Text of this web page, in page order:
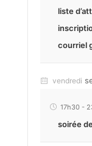
liste
courriel
vendredi
17h30 -
soirée